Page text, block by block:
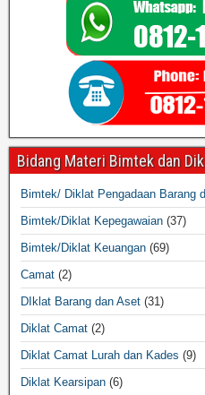
Bidang Materi Bimtek dan
Bimtek/ Diklat Pengadaan Barang
Bimtek/Diklat Kepegawaian (37)
Bimtek/Diklat Keuangan (69)
Camat (2)
DIklat Barang dan Aset (31)
Diklat Camat (2)
Diklat Camat Lurah dan Kades (9)
Diklat Kearsipan (6)